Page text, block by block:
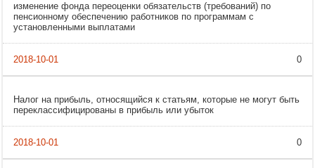
изменение фонда переоценки обязательств (требований) по
пенсионному обеспечению работников по программам с
установленными выплатами
0
Налог на прибыль, относящийся к статьям, которые не могут быть
переклассифицированы в прибыль или убыток
0